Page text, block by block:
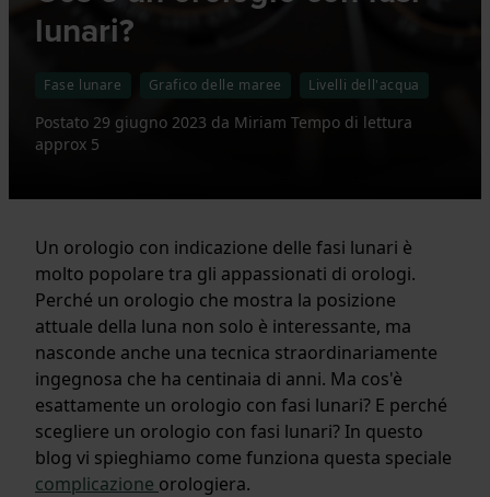
lunari?
Fase lunare Grafico delle maree Livelli dell'acqua
Postato 29 giugno 2023 da Miriam Tempo di lettura
approx 5
Un orologio con indicazione delle fasi lunari è
molto popolare tra gli appassionati di orologi.
Perché un orologio che mostra la posizione
attuale della luna non solo è interessante, ma
nasconde anche una tecnica straordinariamente
ingegnosa che ha centinaia di anni. Ma cos'è
esattamente un orologio con fasi lunari? E perché
scegliere un orologio con fasi lunari? In questo
blog vi spieghiamo come funziona questa speciale
complicazione orologiera.